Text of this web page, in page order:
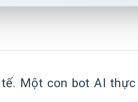
Một con bot AI